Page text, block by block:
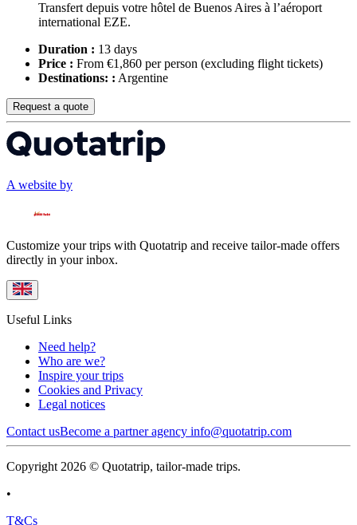
Transfert depuis votre hôtel de Buenos Aires à l’aéroport
international EZE.
Duration : 13 days
Price : From €1,860 per person (excluding flight tickets)
Destinations: : Argentine
Request a quote
A website by
Customize your trips with Quotatrip and receive tailor-made offers
directly in your inbox.
Useful Links
Need help?
Who are we?
Inspire your trips
Cookies and Privacy
Legal notices
Contact usBecome a partner agency info@quotatrip.com
Copyright 2026 © Quotatrip, tailor-made trips.
•
T&Cs